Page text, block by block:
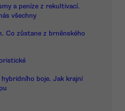
a peníze z rekultivací.
všechny
Co zůstane z brněnského
boje. Jak krajní